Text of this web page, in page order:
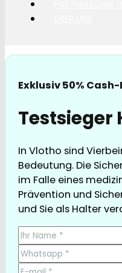
Exklusiv 50%
Testsieger
In Vlotho sind
Bedeutung. Die
im Falle eines
Prävention und
und Sie als Halter